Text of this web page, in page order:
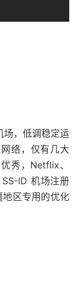
，低调稳定运
络，仅有几大
秀，Netflix、
ID 机场注册
区专用的优化